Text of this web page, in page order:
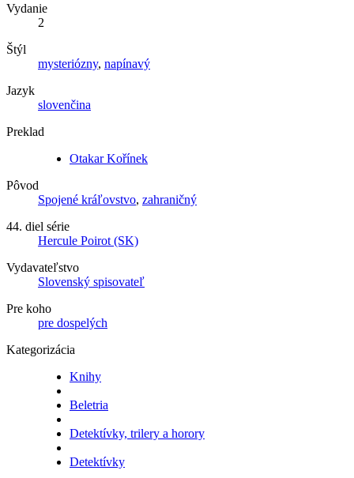
Vydanie
2
Štýl
mysteriózny, napínavý
Jazyk
slovenčina
Preklad
Otakar Kořínek
Pôvod
Spojené kráľovstvo, zahraničný
44. diel série
Hercule Poirot (SK)
Vydavateľstvo
Slovenský spisovateľ
Pre koho
pre dospelých
Kategorizácia
Knihy
Beletria
Detektívky, trilery a horory
Detektívky